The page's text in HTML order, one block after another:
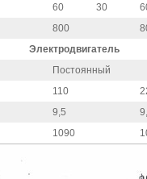
60 30
800
Электродвигатель
Постоянный
110
9,5
1090